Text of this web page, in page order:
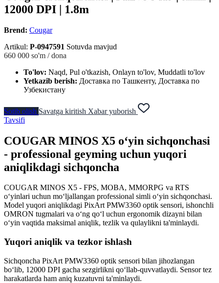
12000 DPI | 1.8m
Brend: Cougar
Artikul: P-0947591 Sotuvda mavjud
660 000 so'm / dona
To'lov: Naqd, Pul o'tkazish, Onlayn to'lov, Muddatli to'lov
Yetkazib berish: Доставка по Ташкенту, Доставка по
Узбекистану
Sotib olish Savatga kiritish Xabar yuborish
Tavsifi
COUGAR MINOS X5 o‘yin sichqonchasi
- professional geyming uchun yuqori
aniqlikdagi sichqoncha
COUGAR MINOS X5 - FPS, MOBA, MMORPG va RTS
o‘yinlari uchun mo‘ljallangan professional simli o‘yin sichqonchasi.
Model yuqori aniqlikdagi PixArt PMW3360 optik sensori, ishonchli
OMRON tugmalari va o‘ng qo‘l uchun ergonomik dizayni bilan
o‘yin vaqtida maksimal aniqlik, tezlik va qulaylikni ta'minlaydi.
Yuqori aniqlik va tezkor ishlash
Sichqoncha PixArt PMW3360 optik sensori bilan jihozlangan
bo‘lib, 12000 DPI gacha sezgirlikni qo‘llab-quvvatlaydi. Sensor tez
harakatlarda ham aniq kuzatuvni ta'minlaydi.